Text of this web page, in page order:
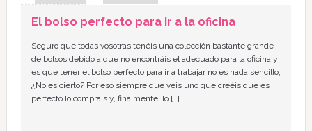
El bolso perfecto para ir a la oficina
Seguro que todas vosotras tenéis una colección bastante grande
de bolsos debido a que no encontráis el adecuado para la oficina y
es que tener el bolso perfecto para ir a trabajar no es nada sencillo,
¿No es cierto? Por eso siempre que veis uno que creéis que es
perfecto lo compráis y, finalmente, lo […]